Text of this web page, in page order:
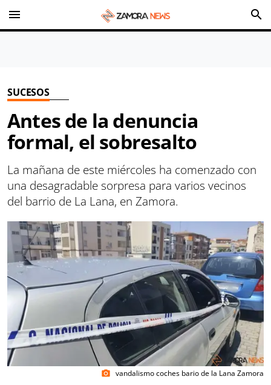
menu search
SUCESOS
Antes de la denuncia
formal, el sobresalto
La mañana de este miércoles ha comenzado con
una desagradable sorpresa para varios vecinos
del barrio de La Lana, en Zamora.
photo_camera vandalismo coches bario de la Lana Zamora